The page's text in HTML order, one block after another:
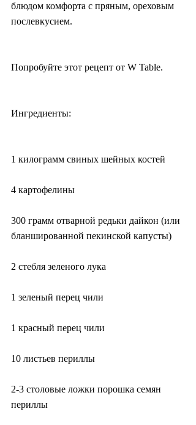
блюдом комфорта с пряным, ореховым
послевкусием.
Попробуйте этот рецепт от W Table.
Ингредиенты:
1 килограмм свиных шейных костей
4 картофелины
300 грамм отварной редьки дайкон (или
бланшированной пекинской капусты)
2 стебля зеленого лука
1 зеленый перец чили
1 красный перец чили
10 листьев периллы
2-3 столовые ложки порошка семян
периллы